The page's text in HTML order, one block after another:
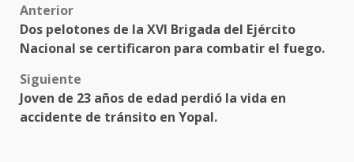
Anterior
Dos pelotones de la XVI Brigada del Ejército
Nacional se certificaron para combatir el fuego.
Siguiente
Joven de 23 años de edad perdió la vida en
accidente de tránsito en Yopal.